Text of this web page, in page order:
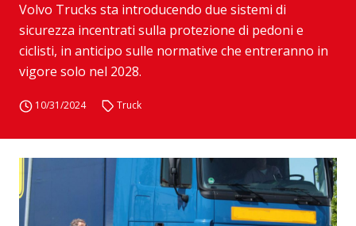
Volvo Trucks sta introducendo due sistemi di
sicurezza incentrati sulla protezione di pedoni e
ciclisti, in anticipo sulle normative che entreranno in
vigore solo nel 2028.
10/31/2024 Truck